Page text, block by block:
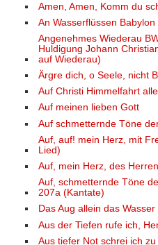
Amen, Amen, Komm du
An Wasserflüssen
Angenehmes Wiederau
Huldigung Johann
auf Wiederau)
Ärgre dich, o Seele, nicht
Auf Christi Himmelfahrt
Auf meinen lieben Gott
Auf schmetternde Töne
Auf, auf! mein Herz, mit
Lied)
Auf, mein Herz, des
Auf, schmetternde Töne
207a (Kantate)
Das Aug allein das Wasser
Aus der Tiefen rufe ich,
Aus tiefer Not schrei ich zu